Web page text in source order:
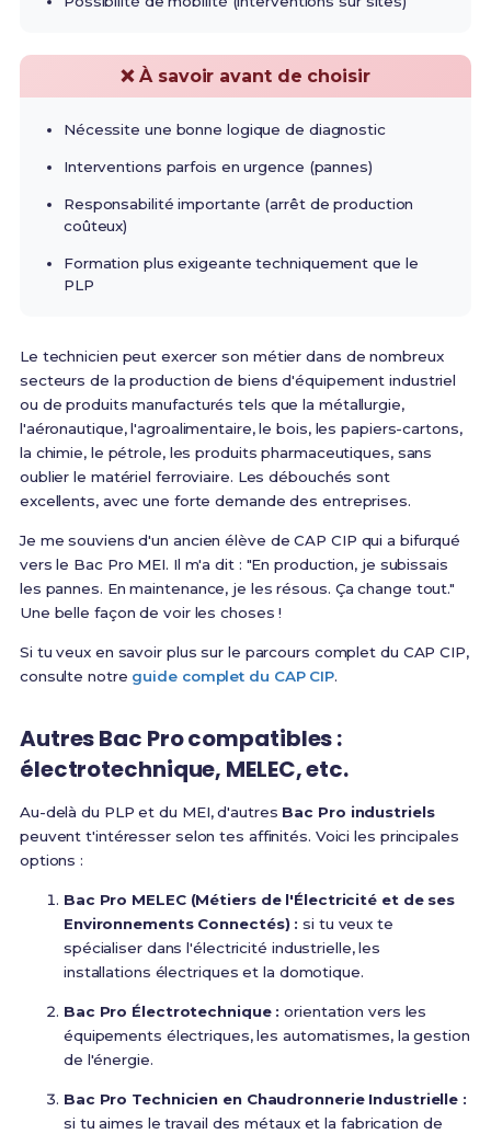
❌ À savoir avant de choisir
Nécessite une bonne logique de diagnostic
Interventions parfois en urgence (pannes)
Responsabilité importante (arrêt de production
coûteux)
Formation plus exigeante techniquement que le
PLP
Le technicien peut exercer son métier dans de nombreux
secteurs de la production de biens d'équipement industriel
ou de produits manufacturés tels que la métallurgie,
l'aéronautique, l'agroalimentaire, le bois, les papiers-cartons,
la chimie, le pétrole, les produits pharmaceutiques, sans
oublier le matériel ferroviaire. Les débouchés sont
excellents, avec une forte demande des entreprises.
Je me souviens d'un ancien élève de CAP CIP qui a bifurqué
vers le Bac Pro MEI. Il m'a dit : "En production, je subissais
les pannes. En maintenance, je les résous. Ça change tout."
Une belle façon de voir les choses !
Si tu veux en savoir plus sur le parcours complet du CAP CIP,
consulte notre guide complet du CAP CIP.
Autres Bac Pro compatibles :
électrotechnique, MELEC, etc.
Au-delà du PLP et du MEI, d'autres Bac Pro industriels
peuvent t'intéresser selon tes affinités. Voici les principales
options :
Bac Pro MELEC (Métiers de l'Électricité et de ses
Environnements Connectés) : si tu veux te
spécialiser dans l'électricité industrielle, les
installations électriques et la domotique.
Bac Pro Électrotechnique : orientation vers les
équipements électriques, les automatismes, la gestion
de l'énergie.
Bac Pro Technicien en Chaudronnerie Industrielle :
si tu aimes le travail des métaux et la fabrication de